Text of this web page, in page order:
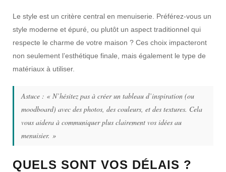
Le style est un critère central en menuiserie. Préférez-vous un
style moderne et épuré, ou plutôt un aspect traditionnel qui
respecte le charme de votre maison ? Ces choix impacteront
non seulement l’esthétique finale, mais également le type de
matériaux à utiliser.
Astuce : « N’hésitez pas à créer un tableau d’inspiration (ou
moodboard) avec des photos, des couleurs, et des textures. Cela
vous aidera à communiquer plus clairement vos idées au
menuisier. »
QUELS SONT VOS DÉLAIS ?